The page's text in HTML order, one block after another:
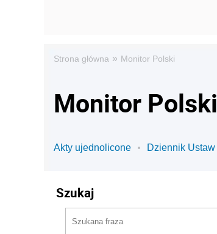
Strona główna » Monitor Polski
Monitor Polski
Akty ujednolicone Dziennik Ustaw
Szukaj